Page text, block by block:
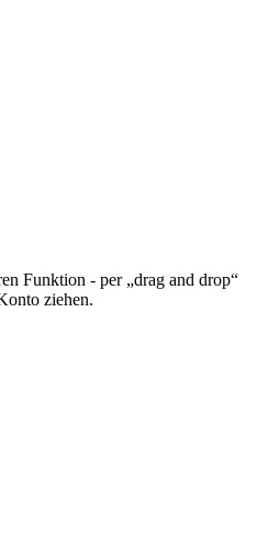
Funktion - per „drag and drop“
ziehen.